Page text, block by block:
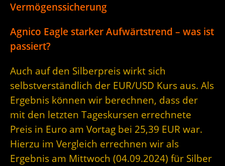
Vermögenssicherung
Agnico Eagle starker Aufwärtstrend – was ist
passiert?
Auch auf den Silberpreis wirkt sich
selbstverständlich der EUR/USD Kurs aus. Als
Ergebnis können wir berechnen, dass der
mit den letzten Tageskursen errechnete
Preis in Euro am Vortag bei 25,39 EUR war.
Hierzu im Vergleich errechnen wir als
Ergebnis am Mittwoch (04.09.2024) für Silber